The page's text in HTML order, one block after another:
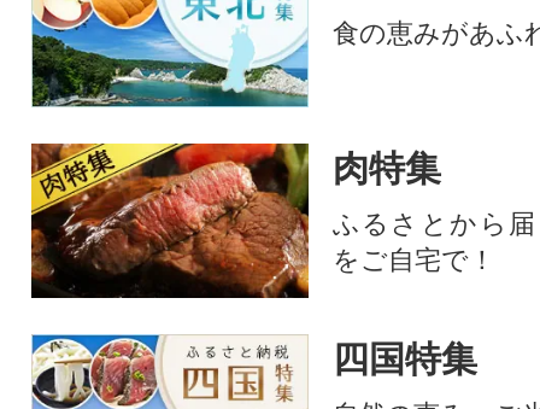
食の恵みがあふ
肉特集
ふるさとから
をご自宅で！
四国特集